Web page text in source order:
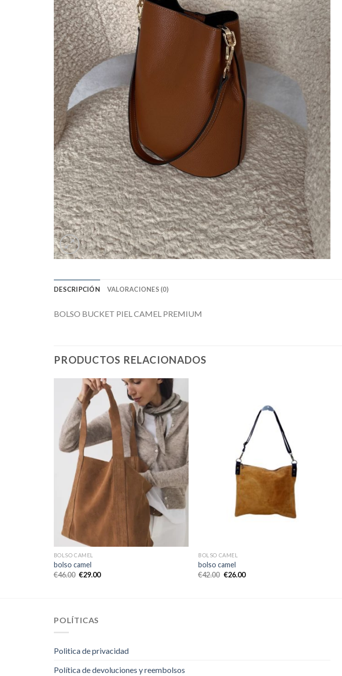
DESCRIPCIÓN VALORACIONES (0)
BOLSO BUCKET PIEL CAMEL PREMIUM
PRODUCTOS RELACIONADOS
BOLSO CAMEL
bolso camel
€46.00 €29.00
BOLSO CAMEL
bolso camel
€42.00 €26.00
POLÍTICAS
Politica de privacidad
Política de devoluciones y reembolsos